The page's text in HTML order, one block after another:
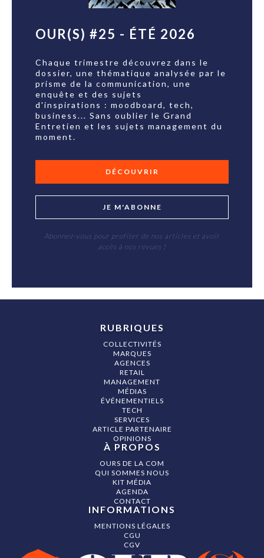
OUR(S) #25 - ÉTÉ 2026
Chaque trimestre découvrez dans le
dossier, une thématique analysée par le
prisme de la communication, une
enquête et des sujets
d'inspirations : moodboard, tech,
business... Sans oublier le Grand
Entretien et les sujets management du
moment.
DÉCOUVRIR
JE M'ABONNE
Abonnez-vous pour profiter de nos articles et avoir
accès à nos revues !
RUBRIQUES
COLLECTIVITÉS
MARQUES
AGENCES
RETAIL
MANAGEMENT
MÉDIAS
ÉVÉNEMENTIELS
TECH
SERVICES
ARTICLE PARTENAIRE
OPINIONS
À PROPOS
OURS DE LA COM
QUI SOMMES NOUS
KIT MÉDIA
AGENDA
CONTACT
INFORMATIONS
MENTIONS LÉGALES
CGU
CGV